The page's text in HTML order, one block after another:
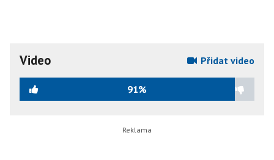
Video Přidat video
91%